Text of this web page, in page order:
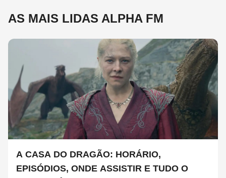
AS MAIS LIDAS ALPHA FM
A CASA DO DRAGÃO: HORÁRIO,
EPISÓDIOS, ONDE ASSISTIR E TUDO O